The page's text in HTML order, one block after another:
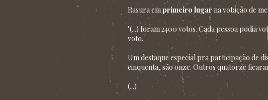
Rasura emprimeiro lugar na votação de
"(...) foram 2400 votos. Cada pessoa podia
voto.
Um destaque especial pra participação de
cinquenta, são onze. Outros quatorze
(...)